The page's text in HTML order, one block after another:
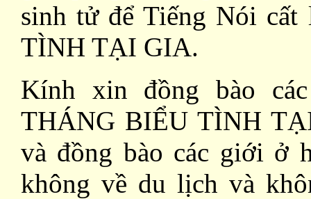
sinh tử để Tiếng Nói cất
TÌNH TẠI GIA.
Kính xin đồng bào
THÁNG BIỂU TÌNH
và đồng bào các giới ở
không về du lịch và